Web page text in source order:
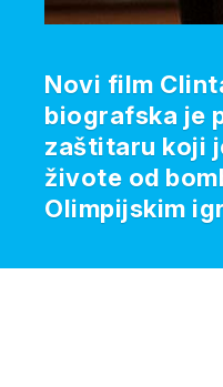
Novi film
biografska je
zaštitaru koji
živote od
Olimpijskim